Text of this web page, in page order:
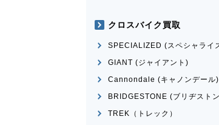
クロスバイク買取
SPECIALIZED (スペシャライ
GIANT (ジャイアント)
Cannondale (キャノンデール)
BRIDGESTONE (ブリヂスト
TREK（トレック）